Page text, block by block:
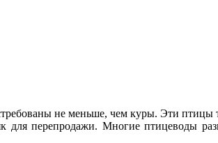
не меньше, чем куры. Эти
перепродажи. Многие птицеводы